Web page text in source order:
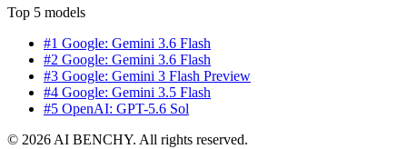
Top 5 models
#1 Google: Gemini 3.6 Flash
#2 Google: Gemini 3.6 Flash
#3 Google: Gemini 3 Flash Preview
#4 Google: Gemini 3.5 Flash
#5 OpenAI: GPT-5.6 Sol
© 2026 AI BENCHY. All rights reserved.